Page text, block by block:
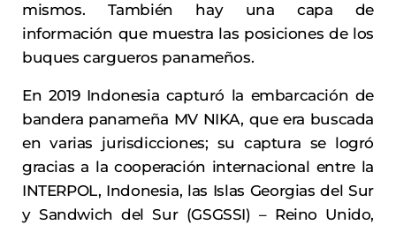
mismos. También hay una capa de
información que muestra las posiciones de los
buques cargueros panameños.
En 2019 Indonesia capturó la embarcación de
bandera panameña MV NIKA, que era buscada
en varias jurisdicciones; su captura se logró
gracias a la cooperación internacional entre la
INTERPOL, Indonesia, las Islas Georgias del Sur
y Sandwich del Sur (GSGSSI) – Reino Unido,